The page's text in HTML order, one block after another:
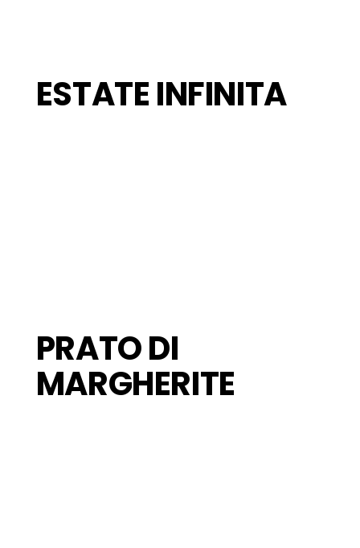
ESTATE INFINITA
PRATO DI
MARGHERITE